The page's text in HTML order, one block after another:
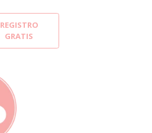
REGISTRO
GRATIS